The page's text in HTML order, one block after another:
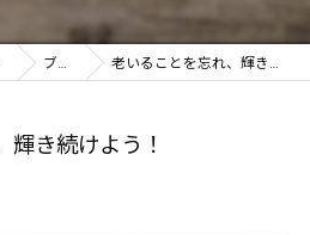
ブログ 老いることを忘れ、輝き続けよう！
輝き続けよう！